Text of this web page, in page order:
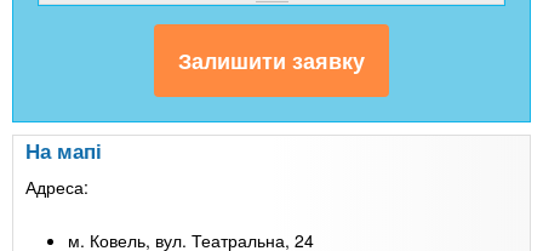
На мапі
Адреса:
м. Ковель, вул. Театральна, 24